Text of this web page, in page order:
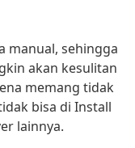
manual, sehingga
akan kesulitan
memang tidak
bisa di Install
lainnya.